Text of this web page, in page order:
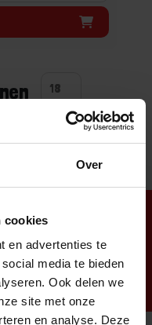
Over
cookies
en advertenties te
media te bieden
Ook delen we
site met onze
en analyse. Deze